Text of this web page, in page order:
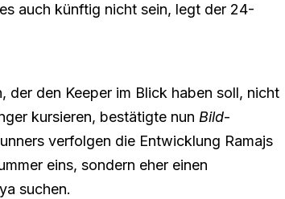
auch künftig nicht sein, legt der 24-
der den Keeper im Blick haben soll, nicht
kursieren, bestätigte nun Bild-
verfolgen die Entwicklung Ramajs
eins, sondern eher einen
suchen.